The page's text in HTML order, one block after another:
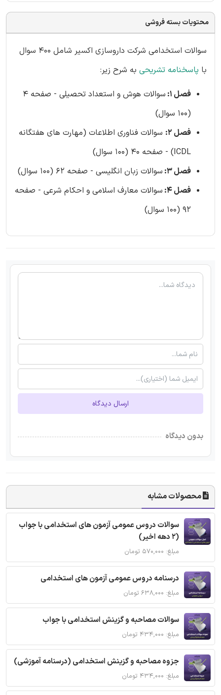
محتویات بسته فروشی
سوالات استخدامی شرکت داروسازی اکسیر شامل 400 سوال
با پاسخنامه تشریحی به شرح زیر:
فصل 1:
سوالات هوش و استعداد تحصیلی - صفحه 4
(100 سوال)
فصل 2:
سوالات فناوری اطلاعات (مهارت های هفتگانه
ICDL) - صفحه 40 (100 سوال)
فصل 3:
سوالات زبان انگلیسی - صفحه 62 (100 سوال)
فصل 4:
سوالات معارف اسلامی و احکام شرعی - صفحه
92 (100 سوال)
ارسال دیدگاه
بدون دیدگاه
محصولات مشابه
سوالات دروس عمومی آزمون های استخدامی با جواب
(2 دهه اخیر)
مبلغ: ۵۷۰,۰۰۰ تومان
درسنامه دروس عمومی آزمون های استخدامی
مبلغ: ۶۳۸,۰۰۰ تومان
سوالات مصاحبه و گزینش استخدامی با جواب
مبلغ: ۴۳۴,۰۰۰ تومان
جزوه مصاحبه و گزینش استخدامی (درسنامه آموزشی)
مبلغ: ۴۳۴,۰۰۰ تومان